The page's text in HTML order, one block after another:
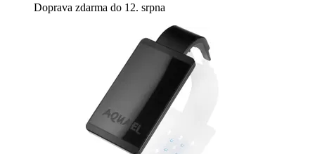
Doprava zdarma do 12. srpna